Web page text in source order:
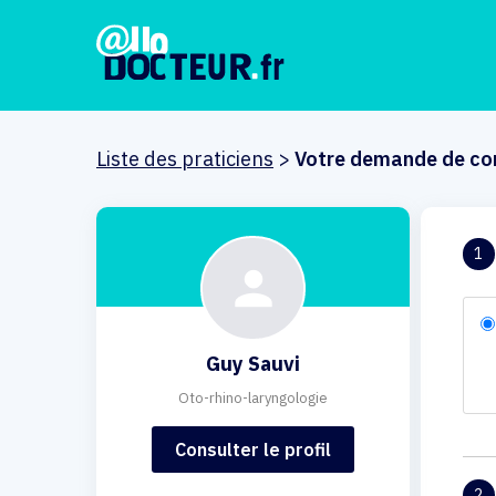
Liste des praticiens > Votre demande de
Guy Sauvi
Oto-rhino-laryngologie
Consulter le profil
1